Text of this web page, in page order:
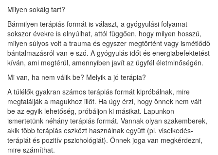
Milyen sokáig tart?
Bármilyen terápiás formát is választ, a gyógyulási folyamat
sokszor évekre is elnyúlhat, attól függően, hogy milyen hosszú,
milyen súlyos volt a trauma és egyszer megtörtént vagy ismétlődő
bántalmazásról van-e szó. A gyógyulás időt és energiabefektetést
kíván, ami megtérül, amennyiben javít az ügyfél életminőségén.
Mi van, ha nem válik be? Melyik a jó terápia?
A túlélők gyakran számos terápiás formát kipróbálnak, mire
megtalálják a magukhoz illőt. Ha úgy érzi, hogy önnek nem vált
be az egyik lehetőség, próbáljon ki másikat. Lapunkon
ismertetünk néhány terápiás formát. Vannak olyan szakemberek,
akik több terápiás eszközt használnak együtt (pl. viselkedés-
terápiát és pozitív pszichológiát). Önnek joga van megkérdezni,
mire számíthat.